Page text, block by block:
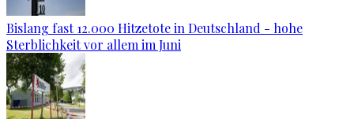
Bislang fast 12.000 Hitzetote in Deutschland - hohe
Sterblichkeit vor allem im Juni